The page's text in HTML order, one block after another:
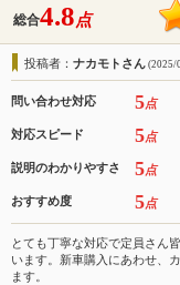
総合4.8点
投稿者： ナカモトさん (2025/
問い合わせ対応 5点
対応スピード 5点
説明のわかりやすさ 5点
おすすめ度 5点
とても丁寧な対応で定員さん
います。新車購入にあわせ、
ます。